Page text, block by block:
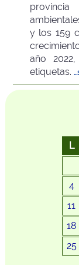
y los 159
año
etiquetas.
L
4
11
18
25